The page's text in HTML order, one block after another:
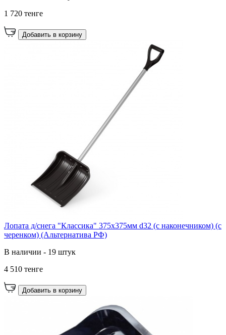
1 720 тенге
Добавить в корзину
Лопата д/снега "Классика" 375х375мм d32 (с наконечником) (с
черенком) (Альтернатива РФ)
В наличии - 19 штук
4 510 тенге
Добавить в корзину